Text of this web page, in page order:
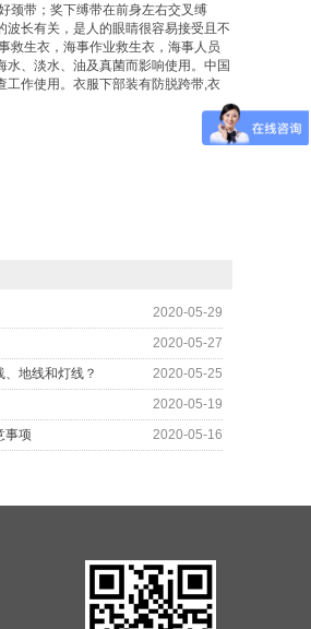
颈带；奖下缚带在前身左右交叉缚
长有关，是人的眼睛很容易接受且不
救生衣 ，海事作业救生衣 ，海事人员
、淡水、油及真菌而影响使用。中国
工作使用。衣服下部装有防脱跨带,衣
2020-05-29
2020-05-27
2020-05-25
地线和灯线？
2020-05-19
2020-05-16
事项